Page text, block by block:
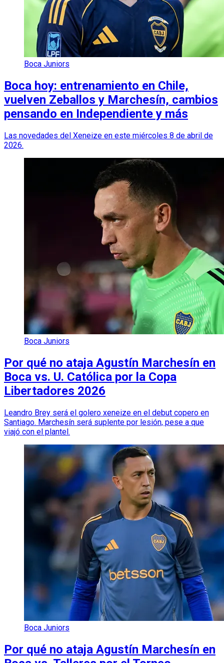
Boca Juniors
Boca hoy: entrenamiento en Chile,
vuelven Zeballos y Marchesín, cambios
pensando en Independiente y más
Las novedades del Xeneize en este miércoles 8 de abril de
2026.
Boca Juniors
Por qué no ataja Agustín Marchesín en
Boca vs. U. Católica por la Copa
Libertadores 2026
Leandro Brey será el golero xeneize en el debut copero en
Santiago. Marchesín será suplente por lesión, pese a que
viajó con el plantel.
Boca Juniors
Por qué no ataja Agustín Marchesín en